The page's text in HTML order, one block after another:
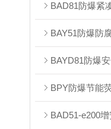
BAD81防爆紧
BAY51防爆防
BAYD81防爆
BAD51-e200